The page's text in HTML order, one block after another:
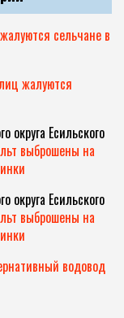
сельчане в
жалуются
округа Есильского
выброшены на
округа Есильского
выброшены на
водовод